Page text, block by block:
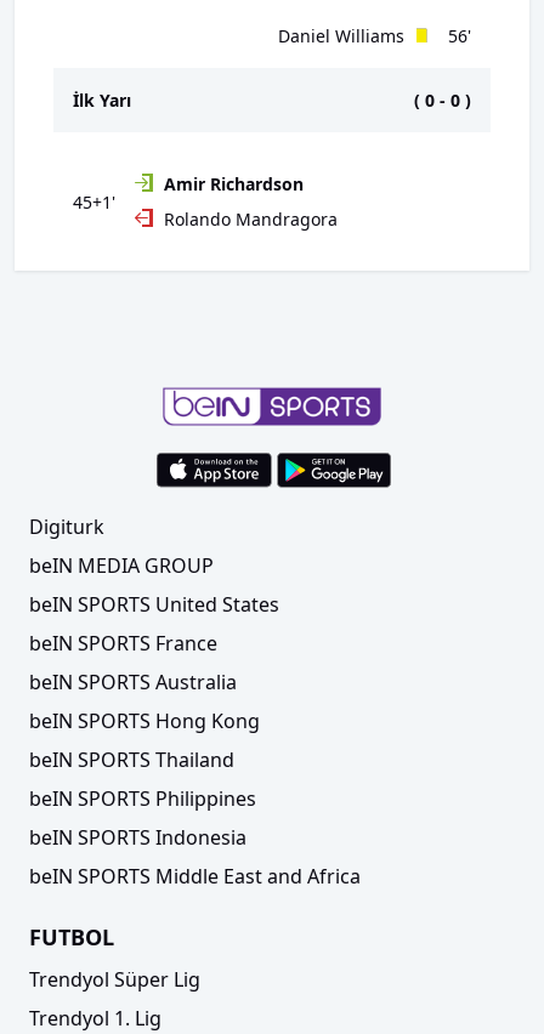
56'
Daniel Williams
İlk Yarı ( 0 - 0 )
45+1'
Amir Richardson
Rolando Mandragora
Digiturk
beIN MEDIA GROUP
beIN SPORTS United States
beIN SPORTS France
beIN SPORTS Australia
beIN SPORTS Hong Kong
beIN SPORTS Thailand
beIN SPORTS Philippines
beIN SPORTS Indonesia
beIN SPORTS Middle East and Africa
FUTBOL
Trendyol Süper Lig
Trendyol 1. Lig